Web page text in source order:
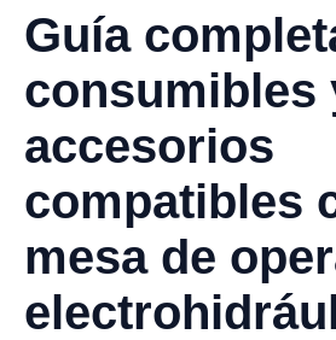
Guía
consumibles
accesorios
compatibles
mesa de